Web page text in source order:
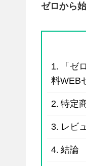
ゼロから
「ゼ
料WEB
特定
レビ
結論